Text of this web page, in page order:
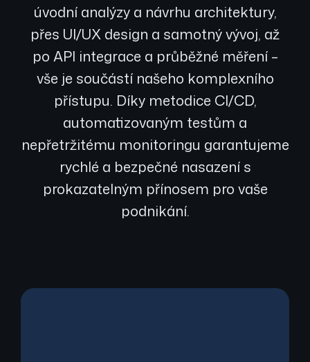
úvodní analýzy a návrhu architektury,
přes UI/UX design a samotný vývoj, až
po API integrace a průběžné měření –
vše je součástí našeho komplexního
přístupu. Díky metodice CI/CD,
automatizovaným testům a
nepřetržitému monitoringu garantujeme
rychlé a bezpečné nasazení s
prokazatelným přínosem pro vaše
podnikání.